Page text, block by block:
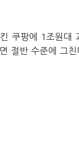
쿠팡에 1조원대
절반 수준에 그친